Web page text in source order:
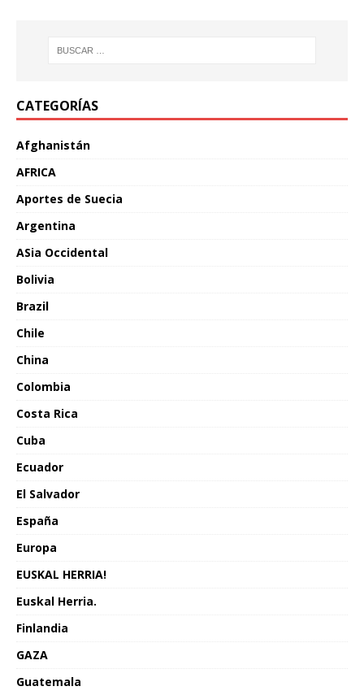
CATEGORÍAS
Afghanistán
AFRICA
Aportes de Suecia
Argentina
ASia Occidental
Bolivia
Brazil
Chile
China
Colombia
Costa Rica
Cuba
Ecuador
El Salvador
España
Europa
EUSKAL HERRIA!
Euskal Herria.
Finlandia
GAZA
Guatemala